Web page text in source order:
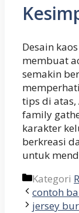
Desain
membuat
semakin
tips di atas,
family
karakter
berkreasi
untuk
Kategori
contoh
jersey